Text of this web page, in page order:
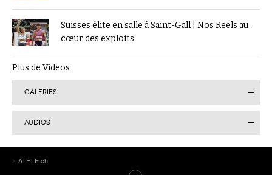
Suisses élite en salle à Saint-Gall | Nos Reels au
cœur des exploits
Plus de Videos
GALERIES
AUDIOS
ATHLE.ch